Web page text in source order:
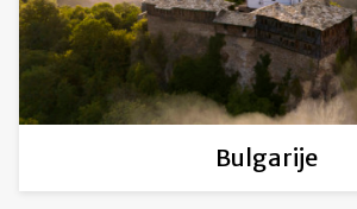
Bulgarije